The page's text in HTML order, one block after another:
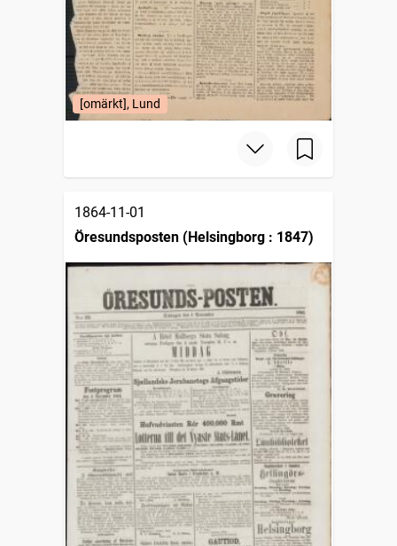
[omärkt], Lund
1864-11-01
Öresundsposten (Helsingborg : 1847)